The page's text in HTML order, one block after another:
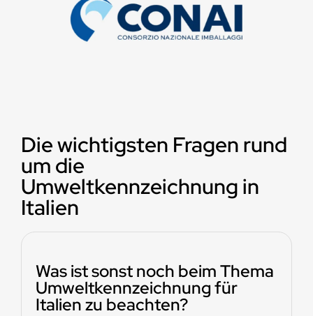
Die wichtigsten Fragen rund
um die
Umweltkennzeichnung in
Italien
Was ist sonst noch beim Thema
Umweltkennzeichnung für
Italien zu beachten?